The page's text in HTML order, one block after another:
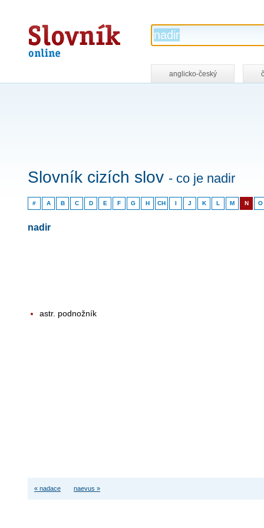
Slovník
online
anglicko-český
Slovník cizích slov - co je nadir
# A B C D E F G H CH I J K L M N O
nadir
astr. podnožník
« nadace naevus »